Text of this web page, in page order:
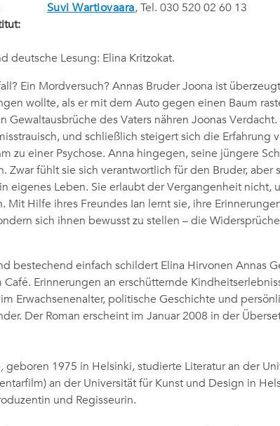
Suvi Wartiovaara, Tel. 030 520 02 60 13
deutsche Lesung: Elina Kritzokat.
Ein Mordversuch? Annas Bruder Joona ist
wollte, als er mit dem Auto gegen einen Baum
Gewaltausbrüche des Vaters nähren Joonas
und schließlich steigert sich die Erfahrung
zu einer Psychose. Anna hingegen, seine jüngere
Zwar fühlt sie sich verantwortlich für den Bruder, aber
eigenes Leben. Sie erlaubt der Vergangenheit nicht,
Mit Hilfe ihres Freundes Ian lernt sie, ihre
sich ihnen bewusst zu stellen – die
bestechend einfach schildert Elina Hirvonen Annas
Erinnerungen an erschütternde
Erwachsenenalter, politische Geschichte und
Der Roman erscheint im Januar 2008 in der
, geboren 1975 in Helsinki, studierte Literatur an der
an der Universität für Kunst und Design in
und Regisseurin.